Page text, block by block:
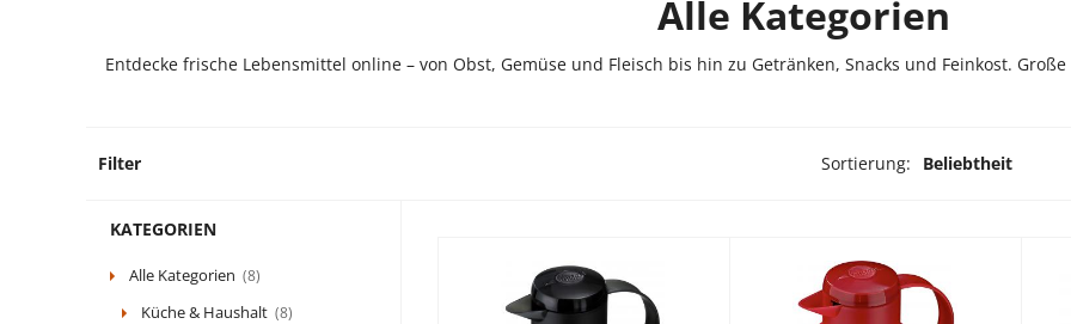
Alle Kategorien
Entdecke frische Lebensmittel online – von Obst, Gemüse und Fleisch bis hin zu Getränken, Snacks und Feinkost.
Filter Sortierung: Beliebtheit
KATEGORIEN
Alle Kategorien (8)
Küche & Haushalt (8)